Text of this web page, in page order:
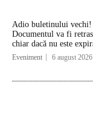
Adio buletinului vechi!
Documentul va fi
chiar dacă nu este
Eveniment 6 august 2026